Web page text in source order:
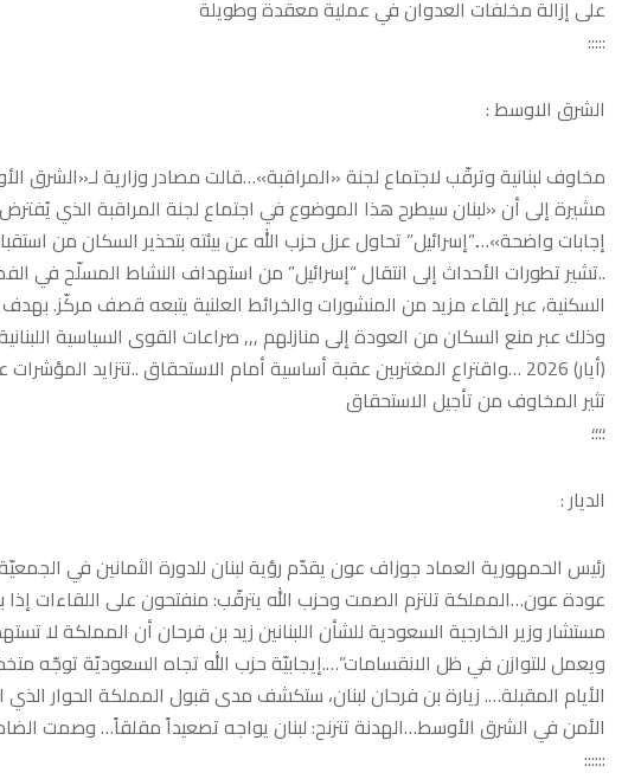
على إزالة مخلفات العدوان في عملية معقدة وطويلة
:::::
الشرق الاوسط :
مخاوف لبنانية وترقّب لاجتماع لجنة «المراقبة»…قالت مصادر وزارية
مشيرة إلى أن «لبنان سيطرح هذا الموضوع في اجتماع لجنة المراقبة الذي
إجابات واضحة»….”إسرائيل” تحاول عزل حزب الله عن بيئته بتحذير السكان من
..تشير تطورات الأحداث إلى انتقال “إسرائيل” من استهداف النشاط المسلّح في
وذلك عبر منع السكان من العودة إلى منازلهم ,,, صراعات القوى السياسية اللبنانية
(أيار) 2026 …واقتراع المغتربين عقبة أساسية أمام الاستحقاق ..تتزايد
تثير المخاوف من تأجيل الاستحقاق
؛؛؛؛
الديار :
رئيس الحمهورية العماد جوزاف عون يقدّم رؤية لبنان للدورة الثمانين في
عودة عون…المملكة تلتزم الصمت وحزب الله يترقّب: منفتحون على اللقاءات
مستشار وزير الخارجية السعودية للشأن اللبنانين زيد بن فرحان أن المملكة
ويعمل للتوازن في ظل الانقسامات”….إيجابيّة حزب الله تجاه السعوديّة توجّه
الأيام المقبلة…. زيارة بن فرحان لبنان، ستكشف مدى قبول المملكة الحوار
الأمن في الشرق الأوسط…الهدنة تترنح: لبنان يواجه تصعيداً مقلقاً… وصمت
::::::